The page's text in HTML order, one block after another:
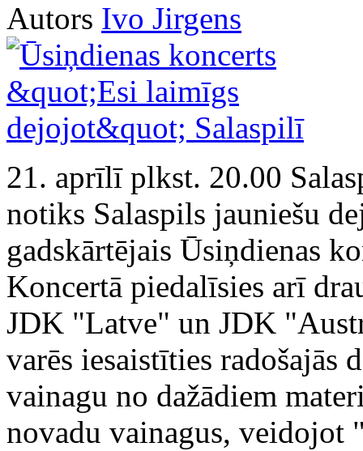
Autors Ivo Jirgens
21. aprīlī plkst. 20.00
notiks Salaspils jauniešu
gadskārtējais Ūsiņdienas
Koncertā piedalīsies arī
JDK "Latve" un JDK
varēs iesaistīties radošajās
vainagu no dažādiem
novadu vainagus, veidojot